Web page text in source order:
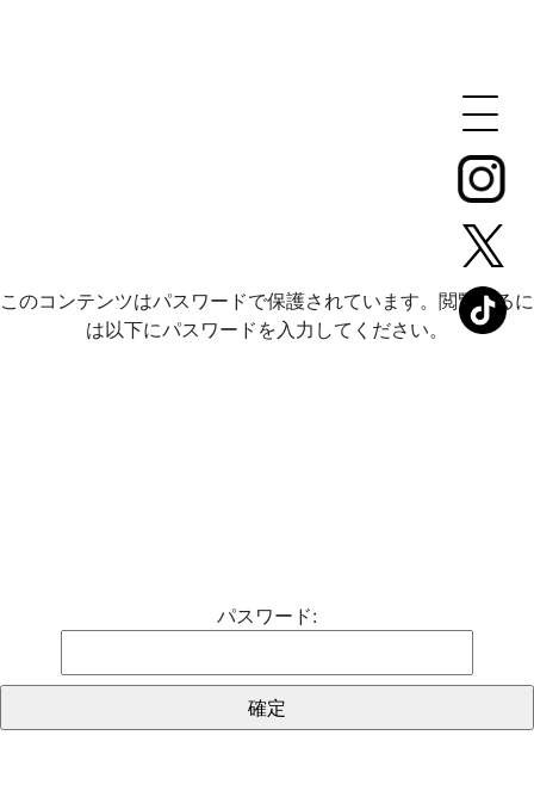
このコンテンツはパスワードで保護されています。閲覧するに
は以下にパスワードを入力してください。
パスワード: